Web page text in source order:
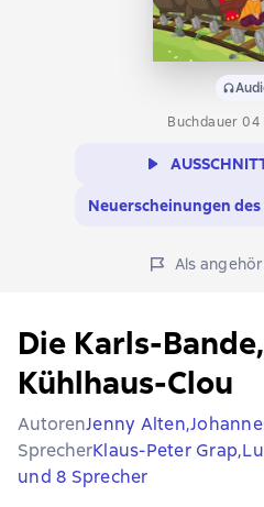
Buchdauer 04
Neuerscheinungen
Als
Die Karls-
Kühlhaus-Clou
AutorenJenny Alten,
SprecherKlaus-Peter Grap,
und 8 Sprecher